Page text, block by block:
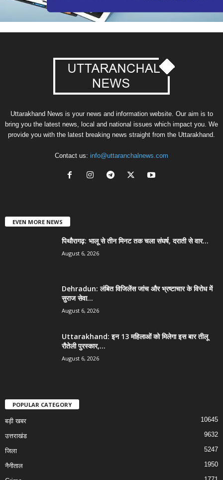
Uttarakhand News is your news and information website. Our aim is to
bring you the latest news, local and national issues which impact you. We
provide you with the latest breaking news straight from the Uttarakhand.
Contact us: info@uttaranchalnews.com
EVEN MORE NEWS
पिथौरागढ़: भालू से तीन मिनट तक चला संघर्ष, दराती से वार...
August 6, 2026
Dehradun: लंबित विजिलेंस जांच और भ्रष्टाचार के विरोध में
सुराज सेवा...
August 6, 2026
Uttarakhand: इन 13 महिलाओं को मिलेगा इस बार तीलू
रौतेली पुरस्कार,...
August 6, 2026
POPULAR CATEGORY
बड़ी खबर 10645
उत्तराखंड 9632
जिला 5247
नैनीताल 1950